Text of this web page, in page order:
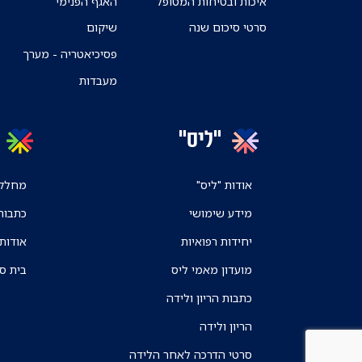
סרטי סיכום שנה
שיקום
פסיכיאטריה - מערך
מעבדות
"ליס"
אודות "ליס"
מידע שימושי
יחידות רפואיות
מועדון מאמי ליס
כתבות הריון ולידה
הריון ולידה
סרטי הדרכה לאחר הלידה
בית